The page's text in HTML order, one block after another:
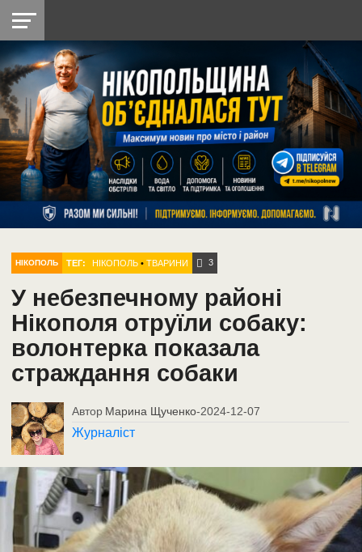
НІКОПОЛЬ
РАЙОН
СІЧЕСЛАВСЬКА
УКРАЇНА
РЕТРО
НІКОПОЛЬ
ЛАЙТ
УКРАЇНА
ДОПОМОГА
РАДІО
НІКОПОЛЬ ТЕГ: НІКОПОЛЬ •ТВАРИНИ 3
У небезпечному районі
Нікополя отруїли собаку:
волонтерка показала
страждання собаки
Автор Марина Щученко-2024-12-07
Журналіст